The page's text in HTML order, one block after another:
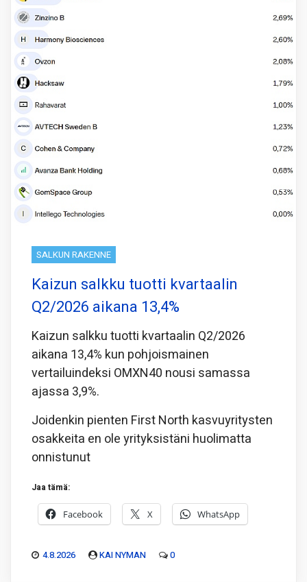
SALKUN RAKENNE
Kaizun salkku tuotti kvartaalin
Q2/2026 aikana 13,4%
Kaizun salkku tuotti kvartaalin Q2/2026
aikana 13,4% kun pohjoismainen
vertailuindeksi OMXN40 nousi samassa
ajassa 3,9%.
Joidenkin pienten First North kasvuyritysten
osakkeita en ole yrityksistäni huolimatta
onnistunut
Jaa tämä:
Facebook X WhatsApp
4.8.2026 KAI NYMAN 0